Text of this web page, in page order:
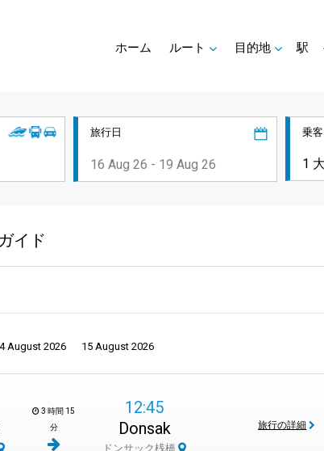
ホーム ルート 目的地 駅
旅行日 乗客
イド
August 2026 15 August 2026
3 時間 15
分
12:45
Donsak
ドンサック桟橋
旅行の詳細